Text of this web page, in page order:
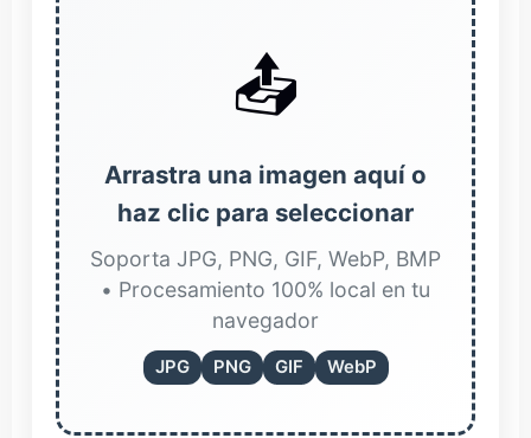
📤
Arrastra una imagen aquí o
haz clic para seleccionar
Soporta JPG, PNG, GIF, WebP, BMP
• Procesamiento 100% local en tu
navegador
JPG PNG GIF WebP